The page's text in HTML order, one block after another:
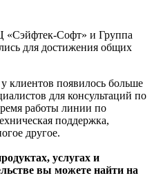
Софт» и Группа
для достижения общих
клиентов появилось больше
для консультаций по
работы линии по
поддержка,
другое.
услугах и
вы можете найти на